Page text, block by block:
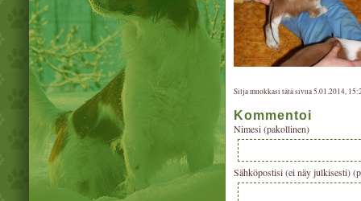
Silja muokkasi tätä sivua 5.01.2014,
Kommentoi
Nimesi (pakollinen)
Sähköpostisi (ei näy julkisesti)